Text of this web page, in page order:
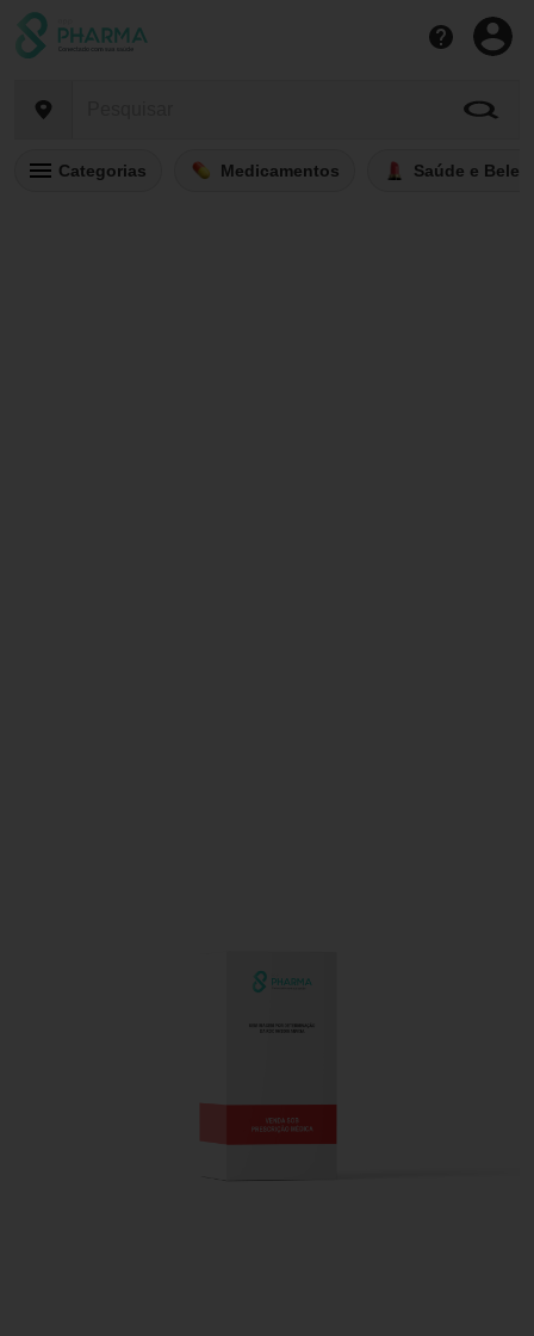
Categorias Medicamentos Saúde e